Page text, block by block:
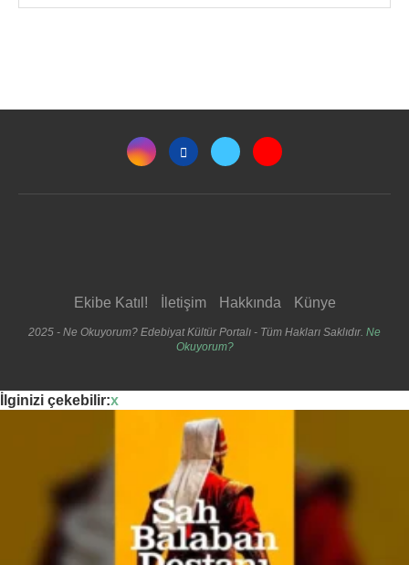
Ekibe Katıl! İletişim Hakkında Künye
2025 - Ne Okuyorum? Edebiyat Kültür Portalı - Tüm Hakları Saklıdır. Ne
Okuyorum?
İlginizi çekebilir:x